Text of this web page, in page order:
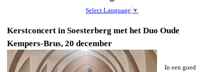
Select Language ▼
Kerstconcert in Soesterberg met het Duo Oude
Kempers-Brus, 20 december
In een goed